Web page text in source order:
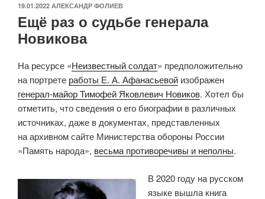
ОПУБЛИКОВАНО
19.01.2022 АЛЕКСАНДР ФОЛИЕВ
Ещё раз о судьбе генерала
Новикова
На ресурсе «Неизвестный солдат» предположительно
на портрете работы Е. А. Афанасьевой изображен
генерал-майор Тимофей Яковлевич Новиков. Хотел бы
отметить, что сведения о его биографии в различных
источниках, даже в документах, представленных
на архивном сайте Министерства обороны России
«Память народа», весьма противоречивы и неполны.
В 2020 году на русском
языке вышла книга